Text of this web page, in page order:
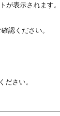
が表示されます。
認ください。
ださい。